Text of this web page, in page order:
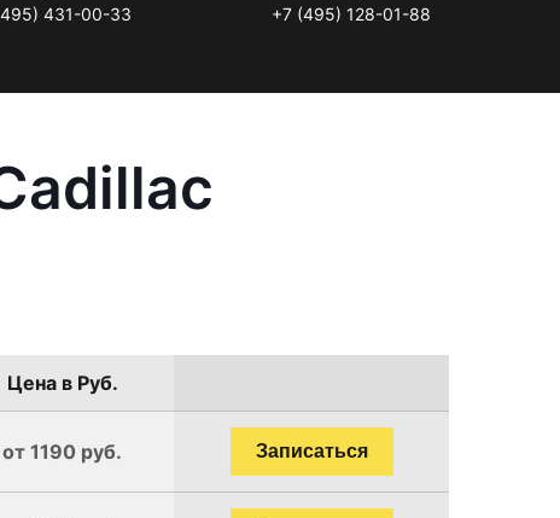
431-00-33
+7 (495) 128-01-88
Цена в Руб.
от 1190 руб. Записаться